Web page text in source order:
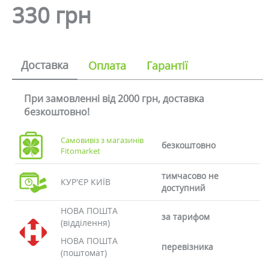
330 грн
Доставка Оплата Гарантії
При замовленні від 2000 грн, доставка
безкоштовно!
Самовивіз з магазинів
Fitomarket
безкоштовно
КУР'ЄР КИЇВ
тимчасово не
доступний
НОВА ПОШТА
(відділення)
за тарифом
НОВА ПОШТА
(поштомат)
перевізника